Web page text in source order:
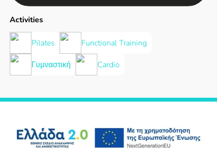
Activities
Pilates Functional Training
Γυμναστική Cardio